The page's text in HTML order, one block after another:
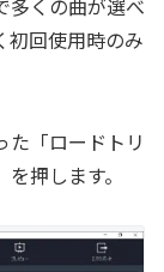
初回使用時のみ
た「ロードトリ
押します。